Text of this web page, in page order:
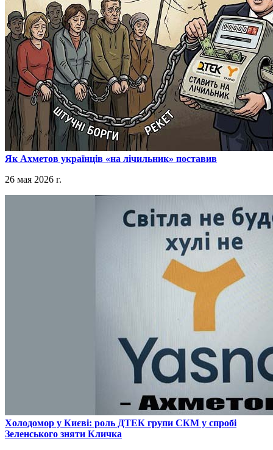
​Як Ахметов українців «на лічильник» поставив
26 мая 2026 г.
​Холодомор у Києві: роль ДТЕК групи СКМ у спробі
Зеленського зняти Кличка